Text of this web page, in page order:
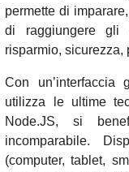
permette di
di raggiungere gli
risparmio,
Con un’interfaccia
utilizza le ultime
Node.JS, si
incomparabile.
(computer, tablet,